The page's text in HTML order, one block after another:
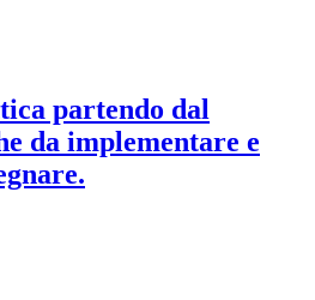
partendo dal
da implementare e